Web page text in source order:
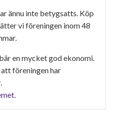
ännu inte betygsatts. Köp
vi föreningen inom 48
en mycket god ekonomi.
föreningen har